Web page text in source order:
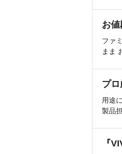
お
ファ
まま
プ
用途
製品
『